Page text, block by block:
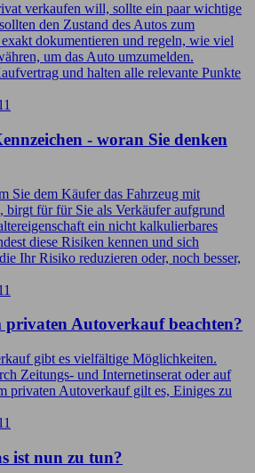
verkaufen will, sollte ein paar wichtige
den Zustand des Autos zum
dokumentieren und regeln, wie viel
um das Auto umzumelden.
und halten alle relevante Punkte
- woran Sie denken
Sie dem Käufer das Fahrzeug mit
birgt für für Sie als Verkäufer aufgrund
ein nicht kalkulierbares
diese Risiken kennen und sich
Ihr Risiko reduzieren oder, noch besser,
privaten Autoverkauf beachten?
gibt es vielfältige Möglichkeiten.
Zeitungs- und Internetinserat oder auf
privaten Autoverkauf gilt es, Einiges zu
ist nun zu tun?